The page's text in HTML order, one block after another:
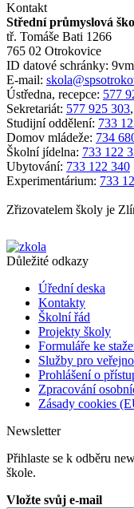
Kontakt
Střední průmyslová
tř. Tomáše Bati 1266
765 02 Otrokovice
ID datové schránky:
E-mail:
Ústředna, recepce: 577
Sekretariát: 577 925 303,
Studijní oddělení: 733
Domov mládeže: 734
Školní jídelna: 733 122
Ubytování: 733 122 340
Experimentárium: 733
Zřizovatelem školy je
Důležité odkazy
Úřední deska
Kontakty
Školní řád
Projekty školy
Formuláře ke
Služby pro
Prohlášení o
Zpracování
Zásady cookies
Newsletter
Přihlaste se k odběru
škole.
Vložte svůj e-mail